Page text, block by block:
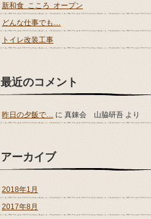
新和食 こころ オープン
どんな仕事でも…
トイレ改装工事
最近のコメント
昨日の夕飯で… に 真錬会 山脇研吾 より
アーカイブ
2018年1月
2017年8月